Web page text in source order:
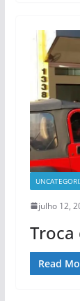
julho 12,
Read